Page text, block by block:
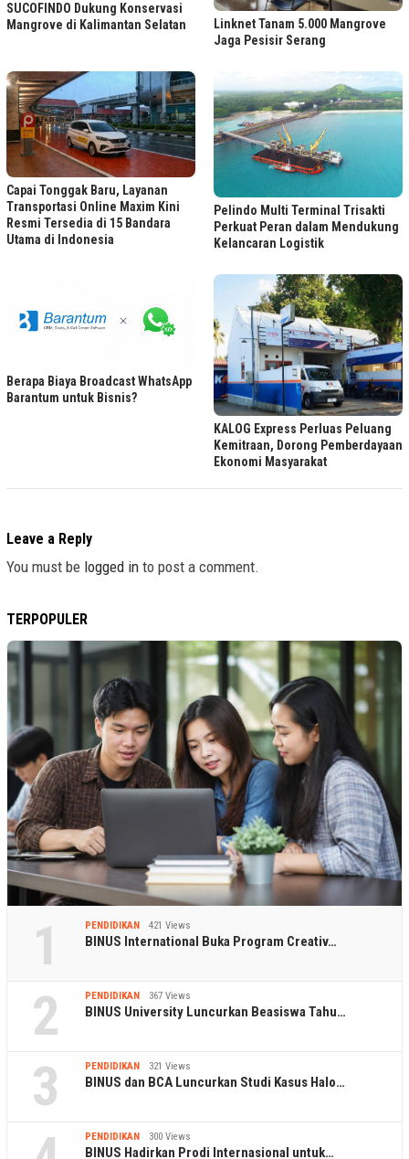
SUCOFINDO Dukung Konservasi
Mangrove di Kalimantan Selatan
Linknet Tanam 5.000 Mangrove
Jaga Pesisir Serang
Capai Tonggak Baru, Layanan
Transportasi Online Maxim Kini
Resmi Tersedia di 15 Bandara
Utama di Indonesia
Pelindo Multi Terminal Trisakti
Perkuat Peran dalam Mendukung
Kelancaran Logistik
Berapa Biaya Broadcast WhatsApp
Barantum untuk Bisnis?
KALOG Express Perluas Peluang
Kemitraan, Dorong Pemberdayaan
Ekonomi Masyarakat
Leave a Reply
You must be logged in to post a comment.
TERPOPULER
1 PENDIDIKAN 421 Views
BINUS International Buka Program Creativ…
2 PENDIDIKAN 367 Views
BINUS University Luncurkan Beasiswa Tahu…
3 PENDIDIKAN 321 Views
BINUS dan BCA Luncurkan Studi Kasus Halo…
PENDIDIKAN 300 Views
BINUS Hadirkan Prodi Internasional untuk…